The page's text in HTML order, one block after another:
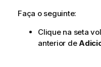
Faça o seguinte:
Clique na seta
anterior de